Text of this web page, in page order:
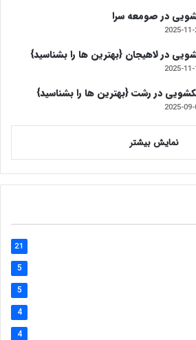
در صومعه سرا
2025-
در لاهیجان {بهترین ها را بشناسید}
2025-
در رشت {بهترین ها را بشناسید}
2025-
نمایش بیشتر
21
5
5
4
4